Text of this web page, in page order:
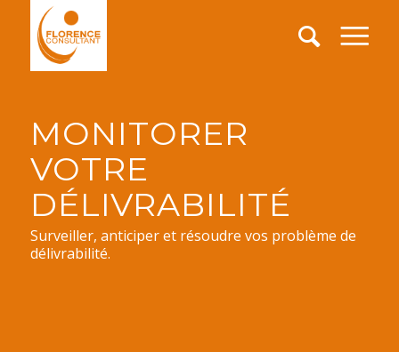
MONITORER
VOTRE
DÉLIVRABILITÉ
Surveiller, anticiper et résoudre vos problème de
délivrabilité.